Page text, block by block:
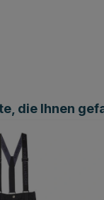
die Ihnen